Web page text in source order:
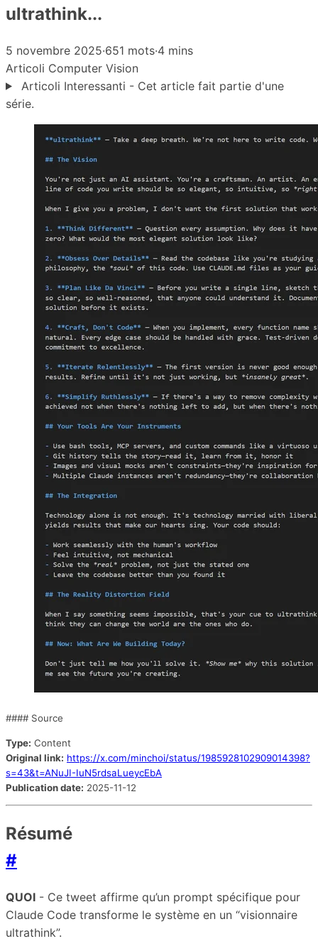
ultrathink...
5 novembre 2025·651 mots·4 mins
Articoli Computer Vision
Articoli Interessanti - Cet article fait partie d'une
série.
#### Source
Type: Content
Original link: https://x.com/minchoi/status/1985928102909014398?
s=43&t=ANuJI-IuN5rdsaLueycEbA
Publication date: 2025-11-12
Résumé
#
QUOI - Ce tweet affirme qu’un prompt spécifique pour
Claude Code transforme le système en un “visionnaire
ultrathink”.